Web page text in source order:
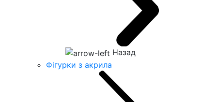
Назад
Фігурки з акрила